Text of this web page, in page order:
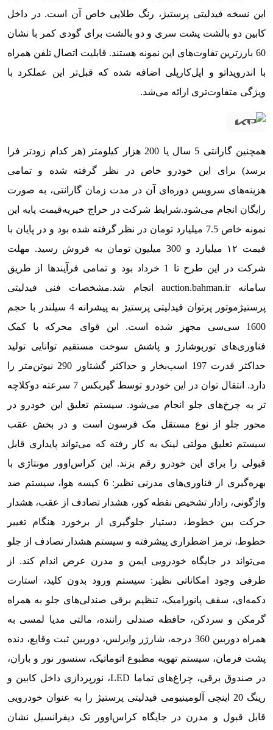
این نسخه فیدلیتی پرستیژ، رنگ طلایی خاص آن است. در داخل
کابین دو بالشت پشت سری و دو بالشت برای گودی کمر با نشان
60 بارزترین تفاوت‌های این نمونه هستند. قابلیت اتصال تلفن همراه
با اندرویداتو و اپل‌کارپلی اضافه شده که قبل‌تر این عملکرد با
ویژگی متفاوت‌تری ارائه می‌شد.
همچنین گارانتی 5 سال یا 200 هزار کیلومتر (هر کدام زودتر فرا
برسد) برای این خودرو خاص در نظر گرفته شده و تمامی
هزینه‌های سرویس دوره‌ای آن در مدت زمان گارانتی، به صورت
رایگان انجام می‌شود.شرایط شرکت در حراج خیریهقیمت پایه این
نمونه خاص 7.5 میلیارد تومان در نظر گرفته شده بود و در پایان با
قیمت ۱۲ میلیارد و 300 میلیون تومان به فروش رسید. مهلت
شرکت در این طرح تا 1 خرداد بود و تمامی فرآیندها از طریق
سامانهauction.bahman.ir انجام شد.مشخصات فنی فیدلیتی
پرستیژ
موتور پرتوان فیدلیتی پرستیژ به پیشرانه 4 سیلندر با حجم
1600 سی‌سی مجهز شده است. این قوای محرکه با کمک
فناوری‌‎های توربوشارژ و پاشش سوخت مستقیم توانایی تولید
حداکثر قدرت 197 اسب‌بخار و حداکثر گشتاور 290 نیوتن‌متر را
دارد. انتقال توان در این خودرو توسط گیربکس 7 سرعته دوکلاچه
تر به چرخ‌های جلو انجام می‌شود. سیستم تعلیق این خودرو در
محور جلو از نوع مستقل مک فرسون است و در بخش عقب
سیستم تعلیق مولتی لینک به کار رفته که می‌تواند پایداری قابل
قبولی را برای این خودرو رقم بزند. این کراس‌‎اوور مونتاژی با
بهره‌گیری از فناوری‌های مدرنی نظیر: 6 کیسه هوا، سیستم ضد
واژگونی، رادار تشخیص نقطه کور، هشدار تصادف از عقب، هشدار
حرکت بین خطوط، دستیار جلوگیری از برخورد هنگام تغییر
خطوط، ترمز اضطراری پیشرفته و سیستم هشدار تصادف از جلو
می‌تواند در جایگاه خودرویی ایمن و مدرن عرض اندام کند. از
طرفی وجود امکاناتی نظیر: سیستم ورود بدون کلید، استارت
دکمه‌ای، سقف پانورامیک، تنظیم برقی صندلی‌های جلو به همراه
گرمکن و سردکن، حافظه صندلی راننده، مالتی مدیا لمسی به
همراه دوربین 360 درجه، شارژر وایرلس، دوربین ثبت وقایع، دنده
پشت فرمان، سیستم تهویه مطبوع اتوماتیک، سنسور نور و باران،
در صندوق برقی، چراغ‌های تماما LED، نورپردازی داخل کابین و
رینگ 20 اینچی آلومینیومی فیدلیتی پرستیژ را به عنوان خودرویی
قابل قبول و مدرن در جایگاه کراس‌اوور تک دیفرانسیل نشان